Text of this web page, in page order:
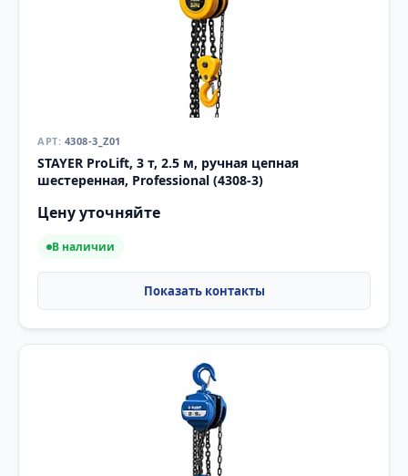
4308-3_Z01
STAYER ProLift, 3 т, 2.5 м, ручная цепная
шестеренная, Professional (4308-3)
Цену уточняйте
В наличии